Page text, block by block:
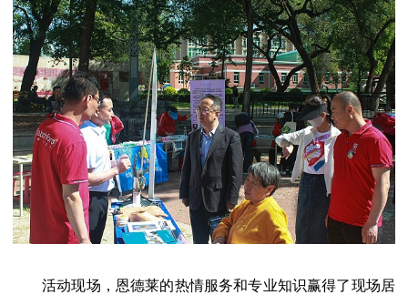
活动现场，恩德莱的热情服务和专业知识赢得了现场居